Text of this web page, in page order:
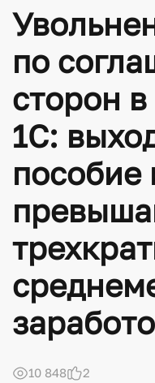
по
сторон
1С:
пособие
10 848 2